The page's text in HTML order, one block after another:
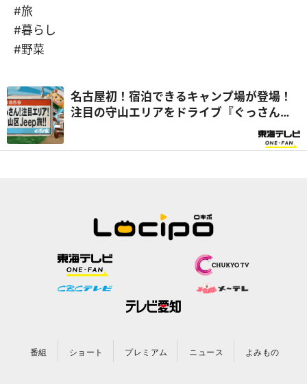
#旅
#暮らし
#野菜
名古屋初！宿泊できるキャンプ場が登場！
注目の守山エリアをドライブ『ぐっさん
番組 ショート プレミアム ニュース よみもの